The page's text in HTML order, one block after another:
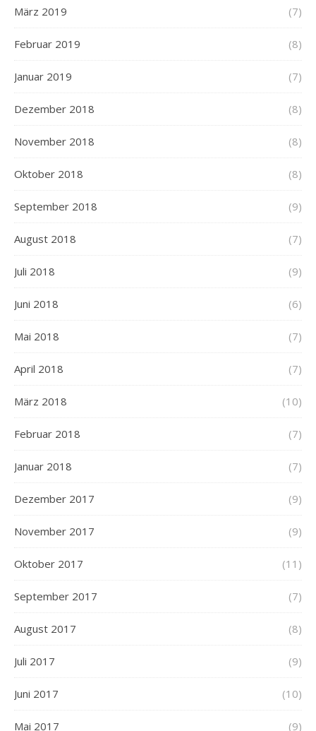
März 2019 (7)
Februar 2019 (8)
Januar 2019 (7)
Dezember 2018 (8)
November 2018 (8)
Oktober 2018 (8)
September 2018 (9)
August 2018 (7)
Juli 2018 (9)
Juni 2018 (6)
Mai 2018 (7)
April 2018 (7)
März 2018 (10)
Februar 2018 (7)
Januar 2018 (7)
Dezember 2017 (9)
November 2017 (9)
Oktober 2017 (11)
September 2017 (7)
August 2017 (8)
Juli 2017 (9)
Juni 2017 (10)
Mai 2017 (9)